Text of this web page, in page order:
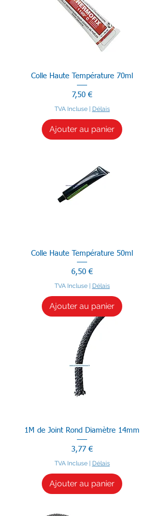
Colle Haute Température 70ml
Prix
7,50 €
TVA Incluse| Délais
Ajouter au panier
Colle Haute Température 50ml
Prix
6,50 €
TVA Incluse| Délais
Ajouter au panier
1M de Joint Rond Diamètre 14mm
Prix
3,77 €
TVA Incluse| Délais
Ajouter au panier